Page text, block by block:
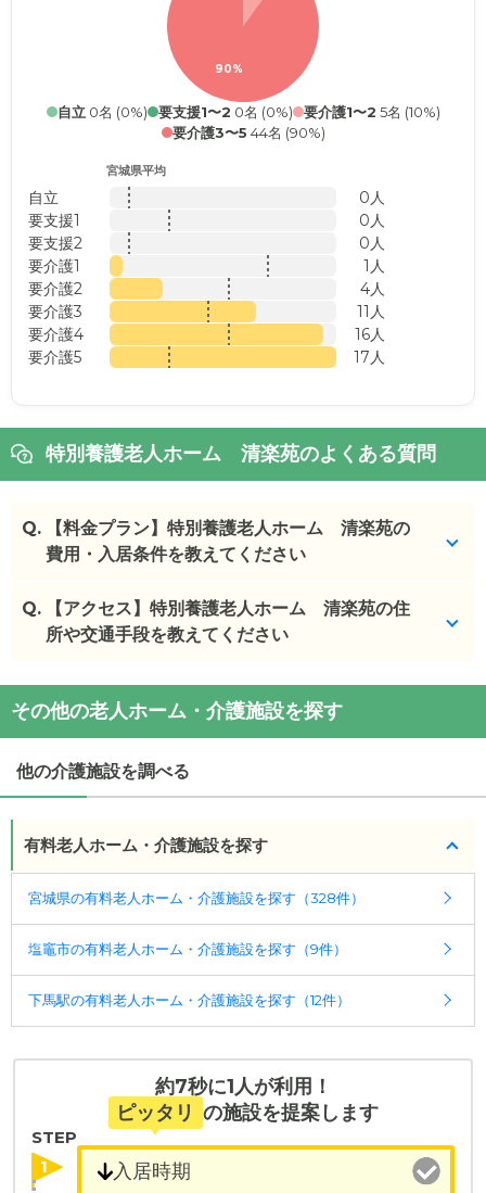
90%
自立0名 (0%) 要支援1〜2 0名 (0%) 要介護1〜2 5名 (10%)
要介護3〜5 44名 (90%)
宮城県平均
自立
0人
要支援1
0人
要支援2
0人
要介護1
1人
要介護2
4人
要介護3
11人
要介護4
16人
要介護5
17人
特別養護老人ホーム 清楽苑のよくある質問
Q.
【料金プラン】特別養護老人ホーム 清楽苑の
費用・入居条件を教えてください
特別養護老人ホーム 清楽苑の入居金・月額料金は
次のとおりです。
・月額費用が8.9万円
・要介護度：要介護3、要介護4、要介護5
す。詳しくは こちら。
◎ケアスル 介護の3つの特徴
ポート
受付時間：10：00～19：00
・全国10000件の介護施設情報を掲載
幅広い選択肢の中から、条件にあった施設を選ぶ
ことができます。
・こだわりの条件や医療体制から施設を探せる
たとえば「カラオケ」「麻雀」が楽しめる施設、
Q.
【アクセス】特別養護老人ホーム 清楽苑の住
所や交通手段を教えてください
特別養護老人ホーム 清楽苑の交通アクセス
・住所：宮城県塩竈市清水沢1-12-1
・最寄り駅：本塩釜駅1.4km西塩釜駅1.7km塩釜駅
1.8km東塩釜駅1.9km
府多賀城駅3.1km新利府駅3.4km
その他の老人ホーム・介護施設を探す
他の介護施設を調べる
有料老人ホーム・介護施設を探す
宮城県の有料老人ホーム・介護施設を探す（328件）
塩竈市の有料老人ホーム・介護施設を探す（9件）
下馬駅の有料老人ホーム・介護施設を探す（12件）
約7秒に1人が利用！
ピッタリ の施設を提案します
STEP
1